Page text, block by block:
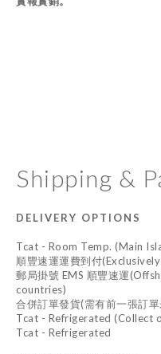
Shipping &
DELIVERY OPTIONS
Tcat - Room Temp. (Main
順豐速運運費到付
郵局掛號 EMS 順豐速運
countries)
合併訂單發貨(需有前一張訂
Tcat - Refrigerated (Collect
Tcat - Refrigerated